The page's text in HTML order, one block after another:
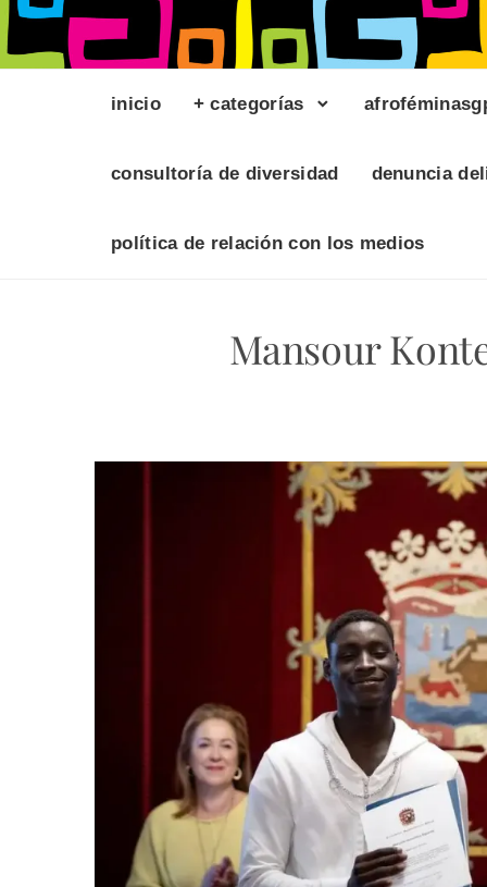
inicio + categorías
consultoría de diversidad denuncia
política de relación con los medios
Mansour